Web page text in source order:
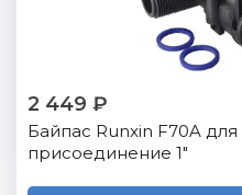
2 449 ₽
Байпас Runxin F70A для
присоединение 1"